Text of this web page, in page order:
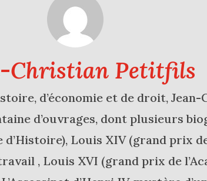
Christian Petitfils
d’économie et de droit,
d’ouvrages, dont plusieurs
Louis XIV (grand prix
, Louis XVI (grand prix de